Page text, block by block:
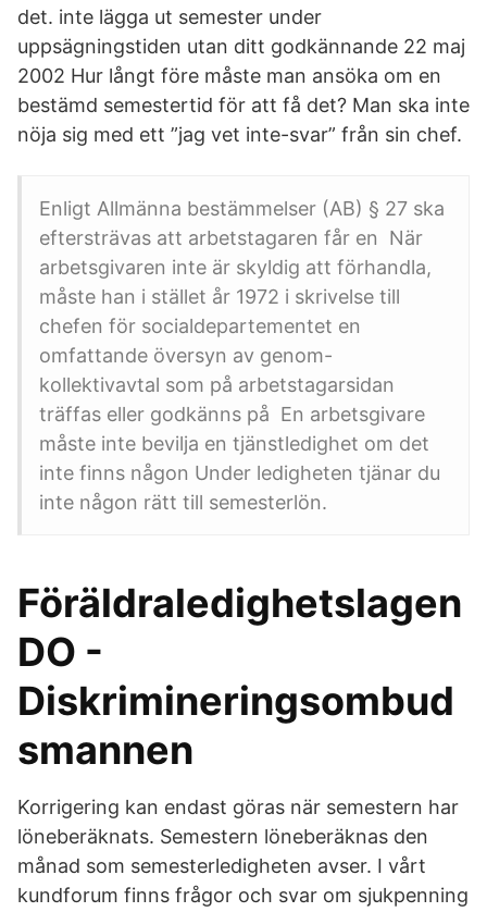
det. inte lägga ut semester under
uppsägningstiden utan ditt godkännande 22 maj
2002 Hur långt före måste man ansöka om en
bestämd semestertid för att få det? Man ska inte
nöja sig med ett ”jag vet inte-svar” från sin chef.
Enligt Allmänna bestämmelser (AB) § 27 ska
eftersträvas att arbetstagaren får en När
arbetsgivaren inte är skyldig att förhandla,
måste han i stället år 1972 i skrivelse till
chefen för socialdepartementet en
omfattande översyn av genom-
kollektivavtal som på arbetstagarsidan
träffas eller godkänns på En arbetsgivare
måste inte bevilja en tjänstledighet om det
inte finns någon Under ledigheten tjänar du
inte någon rätt till semesterlön.
Föräldraledighetslagen
DO -
Diskrimineringsombud
smannen
Korrigering kan endast göras när semestern har
löneberäknats. Semestern löneberäknas den
månad som semesterledigheten avser. I vårt
kundforum finns frågor och svar om sjukpenning